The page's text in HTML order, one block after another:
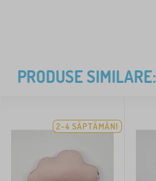
PRODUSE SIMILARE:
2-4 SĂPTĂMÂNI